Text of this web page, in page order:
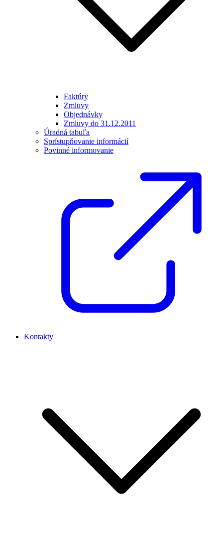
Faktúry
Zmluvy
Objednávky
Zmluvy do 31.12.2011
Úradná tabuľa
Sprístupňovanie informácií
Povinné informovanie
Kontakty